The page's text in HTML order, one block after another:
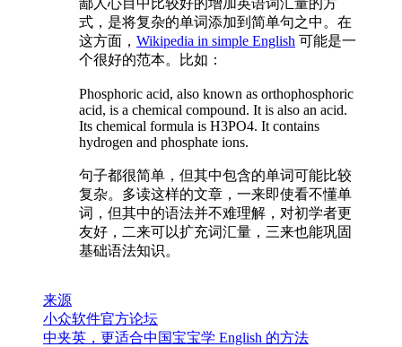
式，是将复杂的单词添加到简单句之中。在
这方面， Wikipedia in simple English 可能是一
个很好的范本。比如：
Phosphoric acid, also known as orthophosphoric
acid, is a chemical compound. It is also an acid.
Its chemical formula is H3PO4. It contains
hydrogen and phosphate ions.
句子都很简单，但其中包含的单词可能比较
复杂。多读这样的文章，一来即使看不懂单
词，但其中的语法并不难理解，对初学者更
友好，二来可以扩充词汇量，三来也能巩固
基础语法知识。
来源
小众软件官方论坛
中夹英，更适合中国宝宝学 English 的方法